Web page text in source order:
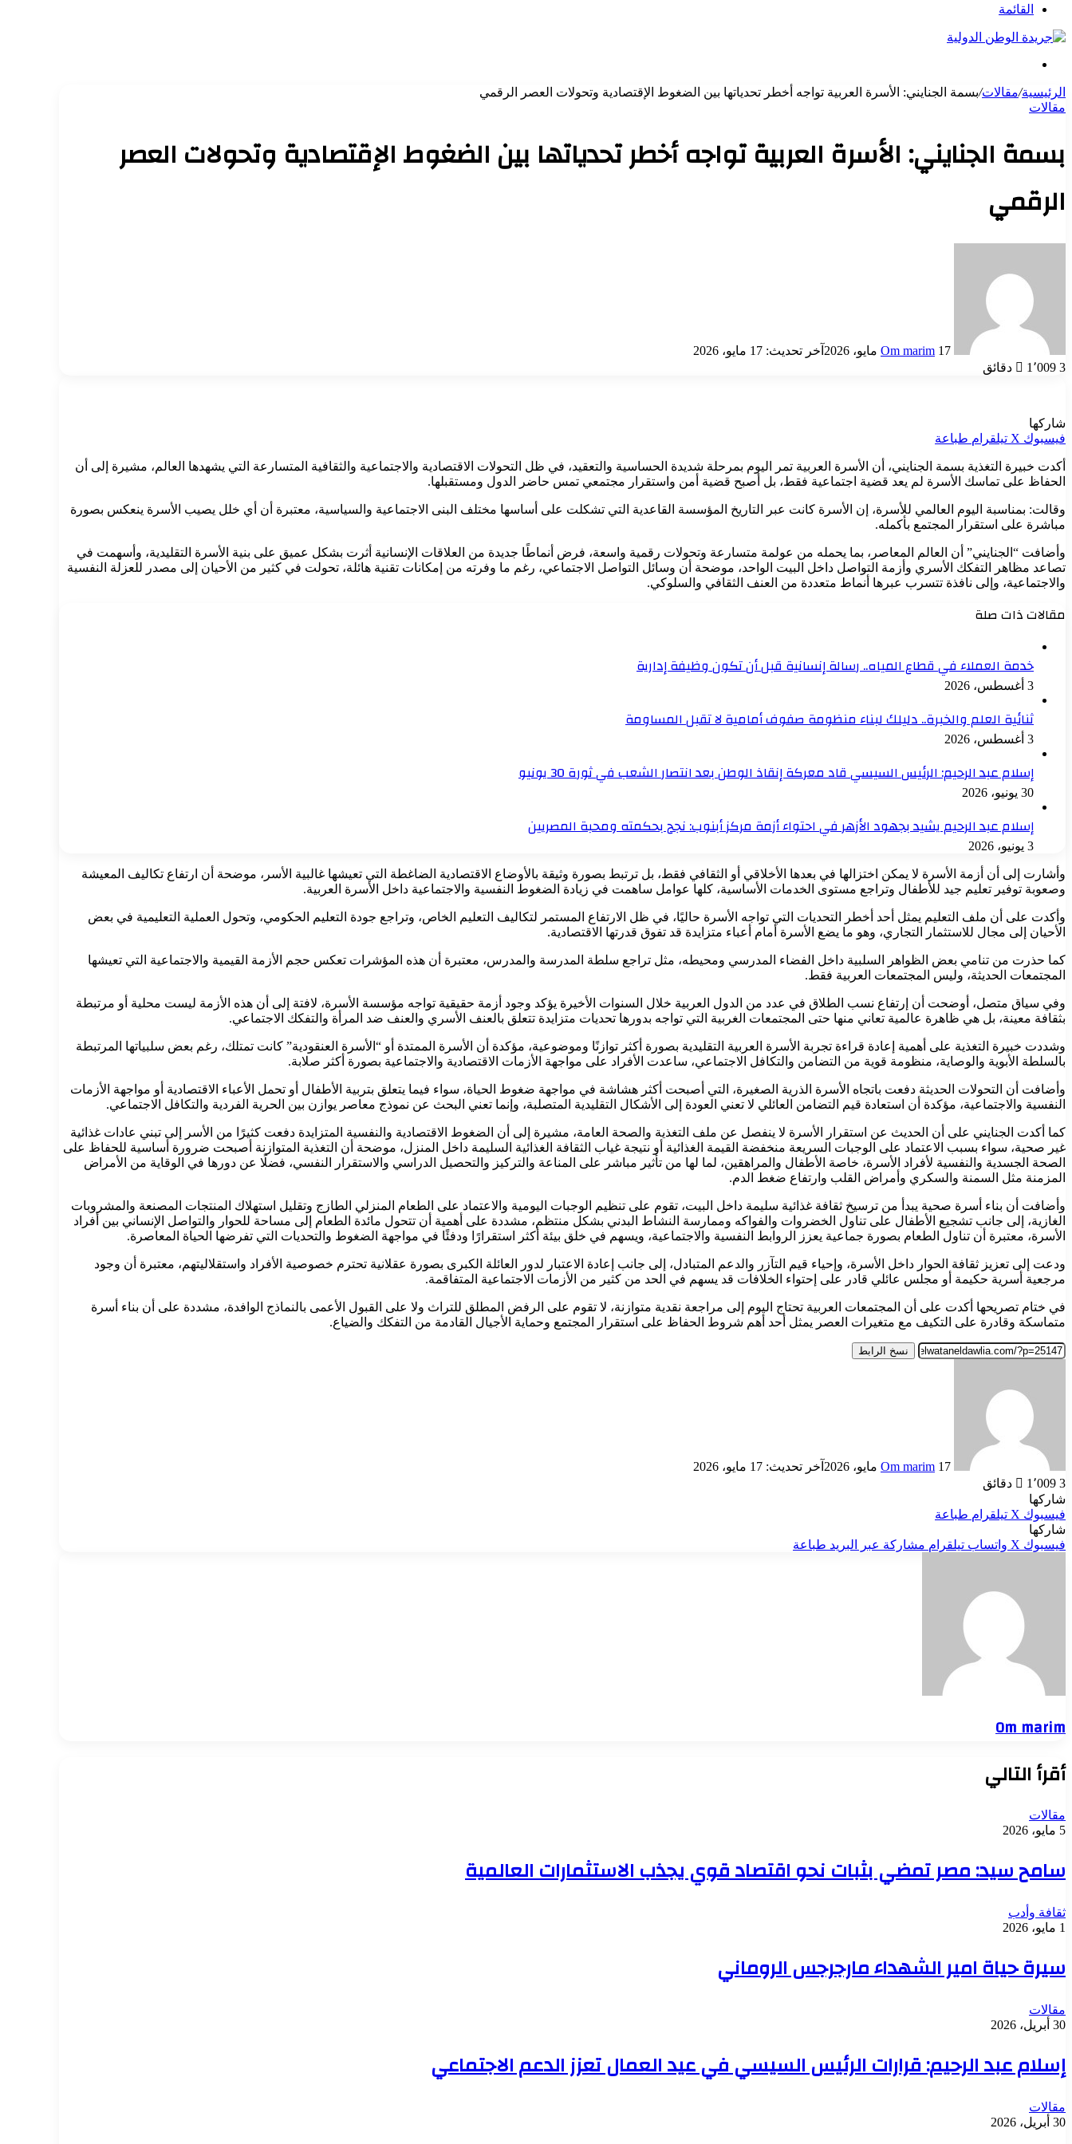
القائمة
الرئيسية/مقالات/بسمة الجنايني: الأسرة العربية تواجه أخطر تحدياتها بين الضغوط الإقتصادية وتحولات العصر الرقمي
مقالات
بسمة الجنايني: الأسرة العربية تواجه أخطر تحدياتها بين الضغوط الإقتصادية وتحولات العصر
الرقمي
Om marim 17 مايو، 2026
آخر تحديث: 17 مايو، 2026
1٬009 3 دقائق
شاركها
فيسبوك ‫X تيلقرام طباعة
أكدت خبيرة التغذية بسمة الجنايني، أن الأسرة العربية تمر اليوم بمرحلة شديدة الحساسية والتعقيد، في ظل التحولات الاقتصادية والاجتماعية والثقافية المتسارعة التي يشهدها العالم، مشيرة إلى أن
الحفاظ على تماسك الأسرة لم يعد قضية اجتماعية فقط، بل أصبح قضية أمن واستقرار مجتمعي تمس حاضر الدول ومستقبلها.
وقالت: بمناسبة اليوم العالمي للأسرة، إن الأسرة كانت عبر التاريخ المؤسسة القاعدية التي تشكلت على أساسها مختلف البنى الاجتماعية والسياسية، معتبرة أن أي خلل يصيب الأسرة ينعكس بصورة
مباشرة على استقرار المجتمع بأكمله.
وأضافت “الجنايني” أن العالم المعاصر، بما يحمله من عولمة متسارعة وتحولات رقمية واسعة، فرض أنماطًا جديدة من العلاقات الإنسانية أثرت بشكل عميق على بنية الأسرة التقليدية، وأسهمت في
تصاعد مظاهر التفكك الأسري وأزمة التواصل داخل البيت الواحد، موضحة أن وسائل التواصل الاجتماعي، رغم ما وفرته من إمكانات تقنية هائلة، تحولت في كثير من الأحيان إلى مصدر للعزلة النفسية
والاجتماعية، وإلى نافذة تتسرب عبرها أنماط متعددة من العنف الثقافي والسلوكي.
مقالات ذات صلة
خدمة العملاء في قطاع المياه.. رسالة إنسانية قبل أن تكون وظيفة إدارية
3 أغسطس، 2026
ثنائية العلم والخبرة.. دليلك لبناء منظومة صفوف أمامية لا تقبل المساومة
3 أغسطس، 2026
إسلام عبد الرحيم: الرئيس السيسي قاد معركة إنقاذ الوطن بعد انتصار الشعب في ثورة 30 يونيو
30 يونيو، 2026
إسلام عبد الرحيم يشيد بجهود الأزهر في احتواء أزمة مركز أبنوب: نجح بحكمته ومحبة المصريين
3 يونيو، 2026
وأشارت إلى أن أزمة الأسرة لا يمكن اختزالها في بعدها الأخلاقي أو الثقافي فقط، بل ترتبط بصورة وثيقة بالأوضاع الاقتصادية الضاغطة التي تعيشها غالبية الأسر، موضحة أن ارتفاع تكاليف المعيشة
وصعوبة توفير تعليم جيد للأطفال وتراجع مستوى الخدمات الأساسية، كلها عوامل ساهمت في زيادة الضغوط النفسية والاجتماعية داخل الأسرة العربية.
وأكدت على أن ملف التعليم يمثل أحد أخطر التحديات التي تواجه الأسرة حاليًا، في ظل الارتفاع المستمر لتكاليف التعليم الخاص، وتراجع جودة التعليم الحكومي، وتحول العملية التعليمية في بعض
الأحيان إلى مجال للاستثمار التجاري، وهو ما يضع الأسرة أمام أعباء متزايدة قد تفوق قدرتها الاقتصادية.
كما حذرت من تنامي بعض الظواهر السلبية داخل الفضاء المدرسي ومحيطه، مثل تراجع سلطة المدرسة والمدرس، معتبرة أن هذه المؤشرات تعكس حجم الأزمة القيمية والاجتماعية التي تعيشها
المجتمعات الحديثة، وليس المجتمعات العربية فقط.
وفي سياق متصل، أوضحت أن إرتفاع نسب الطلاق في عدد من الدول العربية خلال السنوات الأخيرة يؤكد وجود أزمة حقيقية تواجه مؤسسة الأسرة، لافتة إلى أن هذه الأزمة ليست محلية أو مرتبطة
بثقافة معينة، بل هي ظاهرة عالمية تعاني منها حتى المجتمعات الغربية التي تواجه بدورها تحديات متزايدة تتعلق بالعنف الأسري والعنف ضد المرأة والتفكك الاجتماعي.
وشددت خبيرة التغذية على أهمية إعادة قراءة تجربة الأسرة العربية التقليدية بصورة أكثر توازنًا وموضوعية، مؤكدة أن الأسرة الممتدة أو “الأسرة العنقودية” كانت تمتلك، رغم بعض سلبياتها المرتبطة
بالسلطة الأبوية والوصاية، منظومة قوية من التضامن والتكافل الاجتماعي، ساعدت الأفراد على مواجهة الأزمات الاقتصادية والاجتماعية بصورة أكثر صلابة.
وأضافت أن التحولات الحديثة دفعت باتجاه الأسرة الذرية الصغيرة، التي أصبحت أكثر هشاشة في مواجهة ضغوط الحياة، سواء فيما يتعلق بتربية الأطفال أو تحمل الأعباء الاقتصادية أو مواجهة الأزمات
النفسية والاجتماعية، مؤكدة أن استعادة قيم التضامن العائلي لا تعني العودة إلى الأشكال التقليدية المتصلبة، وإنما تعني البحث عن نموذج معاصر يوازن بين الحرية الفردية والتكافل الاجتماعي.
كما أكدت الجنايني على أن الحديث عن استقرار الأسرة لا ينفصل عن ملف التغذية والصحة العامة، مشيرة إلى أن الضغوط الاقتصادية والنفسية المتزايدة دفعت كثيرًا من الأسر إلى تبني عادات غذائية
غير صحية، سواء بسبب الاعتماد على الوجبات السريعة منخفضة القيمة الغذائية أو نتيجة غياب الثقافة الغذائية السليمة داخل المنزل، موضحة أن التغذية المتوازنة أصبحت ضرورة أساسية للحفاظ على
الصحة الجسدية والنفسية لأفراد الأسرة، خاصة الأطفال والمراهقين، لما لها من تأثير مباشر على المناعة والتركيز والتحصيل الدراسي والاستقرار النفسي، فضلًا عن دورها في الوقاية من الأمراض
المزمنة مثل السمنة والسكري وأمراض القلب وارتفاع ضغط الدم.
وأضافت أن بناء أسرة صحية يبدأ من ترسيخ ثقافة غذائية سليمة داخل البيت، تقوم على تنظيم الوجبات اليومية والاعتماد على الطعام المنزلي الطازج وتقليل استهلاك المنتجات المصنعة والمشروبات
الغازية، إلى جانب تشجيع الأطفال على تناول الخضروات والفواكه وممارسة النشاط البدني بشكل منتظم، مشددة على أهمية أن تتحول مائدة الطعام إلى مساحة للحوار والتواصل الإنساني بين أفراد
الأسرة، معتبرة أن تناول الطعام بصورة جماعية يعزز الروابط النفسية والاجتماعية، ويسهم في خلق بيئة أكثر استقرارًا ودفئًا في مواجهة الضغوط والتحديات التي تفرضها الحياة المعاصرة.
ودعت إلى تعزيز ثقافة الحوار داخل الأسرة، وإحياء قيم التآزر والدعم المتبادل، إلى جانب إعادة الاعتبار لدور العائلة الكبرى بصورة عقلانية تحترم خصوصية الأفراد واستقلاليتهم، معتبرة أن وجود
مرجعية أسرية حكيمة أو مجلس عائلي قادر على إحتواء الخلافات قد يسهم في الحد من كثير من الأزمات الاجتماعية المتفاقمة.
في ختام تصريحها أكدت على أن المجتمعات العربية تحتاج اليوم إلى مراجعة نقدية متوازنة، لا تقوم على الرفض المطلق للتراث ولا على القبول الأعمى بالنماذج الوافدة، مشددة على أن بناء أسرة
متماسكة وقادرة على التكيف مع متغيرات العصر يمثل أحد أهم شروط الحفاظ على استقرار المجتمع وحماية الأجيال القادمة من التفكك والضياع.
نسخ الرابط
Om marim 17 مايو، 2026
آخر تحديث: 17 مايو، 2026
1٬009 3 دقائق
شاركها
فيسبوك ‫X تيلقرام طباعة
شاركها
فيسبوك ‫X واتساب تيلقرام مشاركة عبر البريد طباعة
Om marim
أقرأ التالي
مقالات
5 مايو، 2026
سامح سيد: مصر تمضي بثبات نحو اقتصاد قوي يجذب الاستثمارات العالمية
ثقافة وأدب
1 مايو، 2026
سيرة حياة امير الشهداء مارجرجس الروماني
مقالات
30 أبريل، 2026
إسلام عبد الرحيم: قرارات الرئيس السيسي في عيد العمال تعزز الدعم الاجتماعي
مقالات
30 أبريل، 2026